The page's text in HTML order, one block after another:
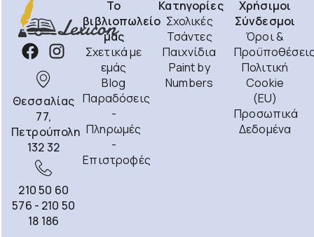
Θεσσαλίας
77,
Πετρούπολη
132 32
210 50 60
576 - 210 50
18 186
Το
βιβλιοπωλείο
μας
Σχετικά με
εμάς
Blog
Παραδόσεις
-
Πληρωμές
-
Επιστροφές
Κατηγορίες
Σχολικές
Τσάντες
Παιχνίδια
Paint by
Numbers
Χρήσιμοι
Σύνδεσμοι
Όροι &
Πολιτική
Cookie
(EU)
Προσωπικά
Δεδομένα